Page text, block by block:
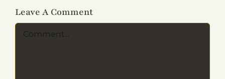
Leave A Comment
Comment